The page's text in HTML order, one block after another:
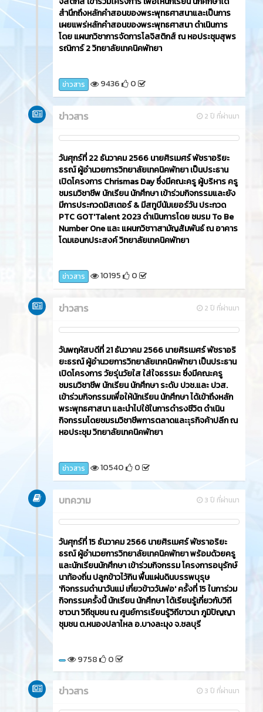
สำนึกถึงหลักคำสอนของพระพุทธศาสนาและเป็นการ
เผยแพร่หลักคำสอนของพระพุทธศาสนา ดำเนินการ
โดย แผนกวิชาการจัดการโลจิสติกส์ ณ หอประชุมสุพร
รณิการ์ 2 วิทยาลัยเทคนิคพัทยา
ข่าวสาร 9436 0
2 ปี ที่ผ่านมา
ข่าวสาร
วันศุกร์ที่ 22 ธันวาคม 2566​ นายศิรเมศร์ พัชราอริยะ
ธรณ์ ผู้อำนวยการวิทยาลัยเทคนิคพัทยา เป็นประธาน
เปิดโครงการ Chrismas Day ซึ่งมีคณะครู ผู้บริหาร ครู
ชมรมวิชาชีพ นักเรียน นักศึกษา เข้าร่วมกิจกรรมและยัง
มีการประกวดมิสเตอร์ & มีสทูบีนัมเยอร์วัน ประกวด
PTC GOT'Talent 2023 ดำเนินการโดย ชมรม To Be
Number One และ แผนกวิชาาสามัญสัมพันธ์ ณ อาคาร
โดมเอนกประสงค์ วิทยาลัยเทคนิคพัทยา
ข่าวสาร 10195 0
2 ปี ที่ผ่านมา
ข่าวสาร
วันพฤหัสบดีที่ 21 ธันวาคม 2566​ นายศิรเมศร์ พัชราอริ
ยะธรณ์ ผู้อำนวยการวิทยาลัยเทคนิคพัทยา เป็นประธาน
เปิดโครงการ วัยรุ่นวัยใส ใส่ใจธรรมะ ซึ่งมีคณะครู
ชมรมวิชาชีพ นักเรียน นักศึกษา ระดับ ปวช.และ ปวส.
เข้าร่วมกิจกรรมเพื่อให้นักเรียน นักศึกษา ได้เข้าถึงหลัก
พระพุทธศาสนา และนำไปใช้ในการดำรงชีวิต ดำเนิน
กิจกรรมโดยชมรมวิชาชีพการตลาดและะุรกิจค้าปลีก ณ
หอประชุม วิทยาลัยเทคนิคพัทยา
ข่าวสาร 10540 0
3 ปี ที่ผ่านมา
บทความ
วันศุกร์ที่ 15 ธันวาคม 2566​ นายศิรเมศร์ พัชราอริยะ
ธรณ์ ผู้อำนวยการวิทยาลัยเทคนิคพัทยา พร้อมด้วยครู
และนักเรียนนักศึกษา เข้าร่วมกิจกรรม โครงการอนุรักษ์
นาท้องถิ่น ปลูกข้าวไว้กิน พื้นแผ่นดินบรรพบุรุษ
'กิจกรรมดำนาวันแม่ เกี่ยวข้าววันพ่อ' ครั้งที่ 15 ในการ่วม
กิจกรรมครั้งนี้ นักเรียน นักศึกษา ได้เรียนรู้เกี่ยวกับวิถี
ชาวนา วิถีชุมชน ณ ศูนย์การเรียนรู้วิถีขาวนา ภูมิปัญญา
ชุมชน ต.หนองปลาไหล อ.บางละมุง จ.ชลบุรี
9758 0
3 ปี ที่ผ่านมา
ข่าวสาร